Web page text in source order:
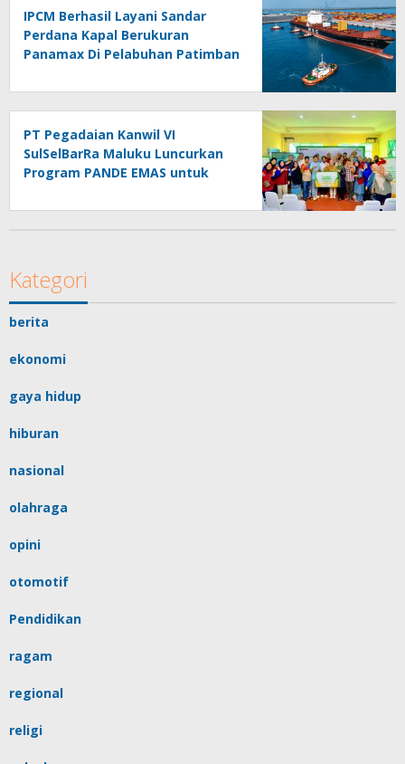
IPCM Berhasil Layani Sandar
Perdana Kapal Berukuran
Panamax Di Pelabuhan Patimban
PT Pegadaian Kanwil VI
SulSelBarRa Maluku Luncurkan
Program PANDE EMAS untuk
Masyarakat
Kategori
berita
ekonomi
gaya hidup
hiburan
nasional
olahraga
opini
otomotif
Pendidikan
ragam
regional
religi